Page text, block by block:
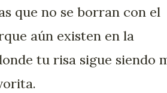
que no se borran con el
aún existen en la
tu risa sigue siendo